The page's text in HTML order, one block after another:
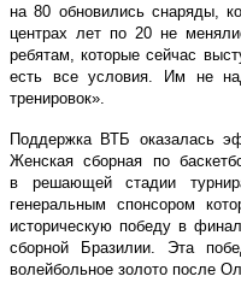
на 80 обновились снаряды,
центрах лет по 20 не
ребятам, которые сейчас
есть все условия. Им не
тренировок».
Поддержка ВТБ оказалась
Женская сборная по
в решающей стадии
генеральным спонсором
историческую победу в
сборной Бразилии. Эта
волейбольное золото после